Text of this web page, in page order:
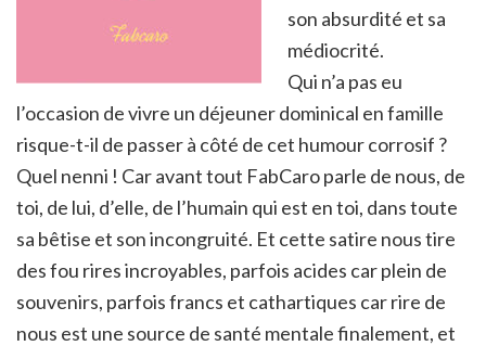
son absurdité et sa
médiocrité.
Qui n’a pas eu
l’occasion de vivre un déjeuner dominical en famille
risque-t-il de passer à côté de cet humour corrosif ?
Quel nenni ! Car avant tout FabCaro parle de nous, de
toi, de lui, d’elle, de l’humain qui est en toi, dans toute
sa bêtise et son incongruité. Et cette satire nous tire
des fou rires incroyables, parfois acides car plein de
souvenirs, parfois francs et cathartiques car rire de
nous est une source de santé mentale finalement, et